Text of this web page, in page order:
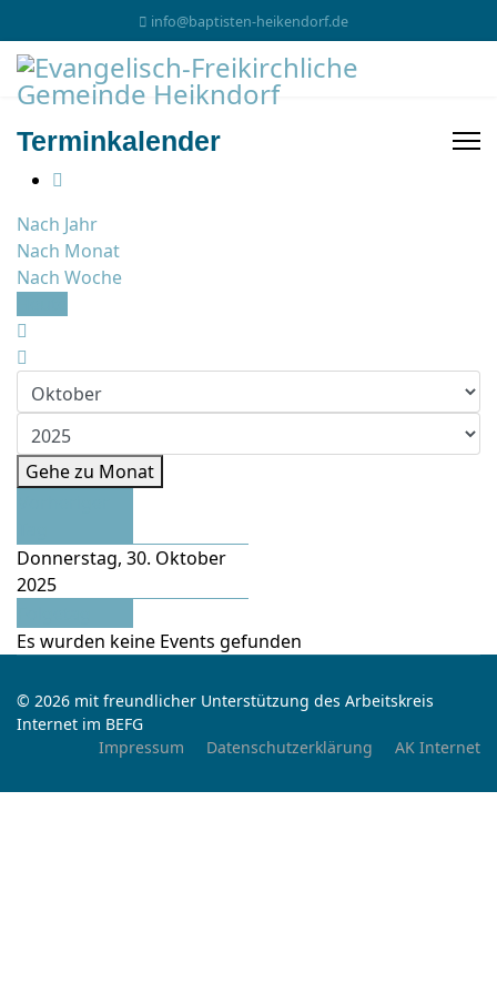
info@baptisten-heikendorf.de
Terminkalender
Nach Jahr
Nach Monat
Nach Woche
Gehe zu Monat
Donnerstag, 30. Oktober
2025
Es wurden keine Events gefunden
© 2026 mit freundlicher Unterstützung des Arbeitskreis
Internet im BEFG
Impressum
Datenschutzerklärung AK Internet